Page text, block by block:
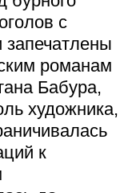
с
романам
Бабура,
художника,
к